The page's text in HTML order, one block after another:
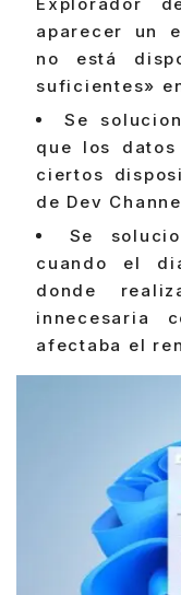
aparecer un
no está
suficientes»
Se
que los
ciertos
de Dev
Se
cuando el
donde
innecesaria
afectaba el